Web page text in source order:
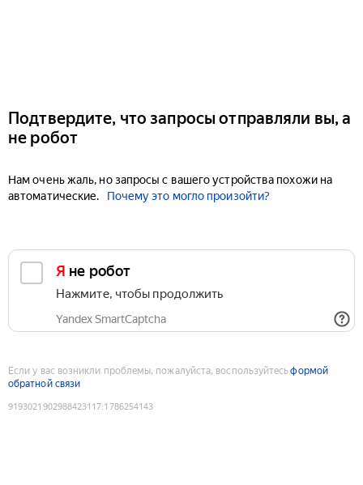
Подтвердите, что запросы отправляли вы, а
не робот
Нам очень жаль, но запросы с вашего устройства похожи на
автоматические.
Почему это могло произойти?
Я не робот
Нажмите, чтобы продолжить
Yandex SmartCaptcha
Если у вас возникли проблемы, пожалуйста, воспользуйтесьформой
обратной связи
9193021902988423117:1786254143